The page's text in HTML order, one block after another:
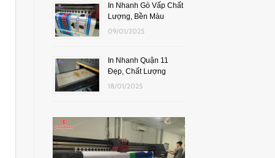
In Nhanh Gò Vấp Chất
Lượng, Bền Màu
09/01/2025
In Nhanh Quận 11
Đẹp, Chất Lượng
18/01/2025